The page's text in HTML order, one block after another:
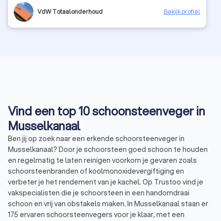
VdW Totaalonderhoud Bekijk profiel
Vind een top 10 schoonsteenveger in
Musselkanaal
Ben jij op zoek naar een erkende schoorsteenveger in
Musselkanaal? Door je schoorsteen goed schoon te houden
en regelmatig te laten reinigen voorkom je gevaren zoals
schoorsteenbranden of koolmonoxidevergiftiging en
verbeter je het rendement van je kachel. Op Trustoo vind je
vakspecialisten die je schoorsteen in een handomdraai
schoon en vrij van obstakels maken. In Musselkanaal staan er
175 ervaren schoorsteenvegers voor je klaar, met een